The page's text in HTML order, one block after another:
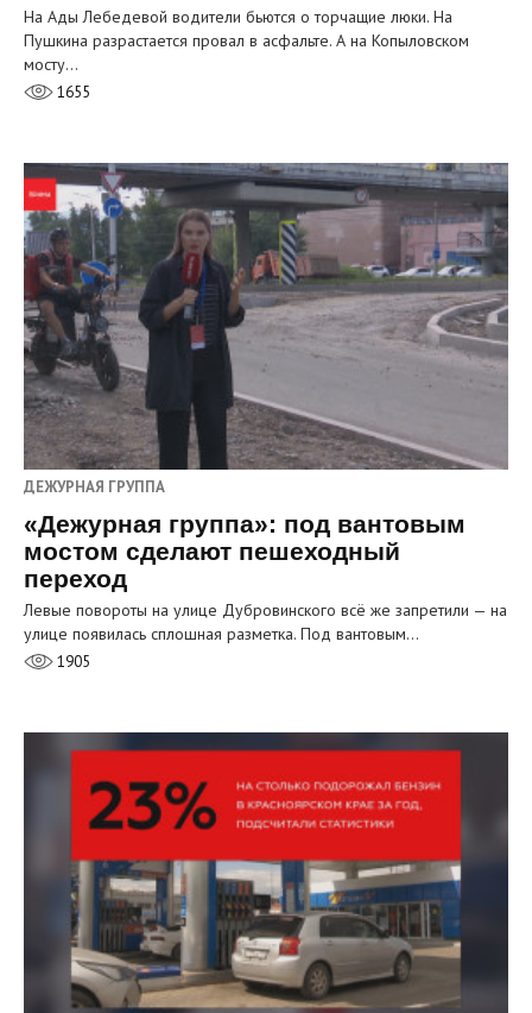
На Ады Лебедевой водители бьются о торчащие люки. На
Пушкина разрастается провал в асфальте. А на Копыловском
мосту…
1655
ДЕЖУРНАЯ ГРУППА
«Дежурная группа»: под вантовым
мостом сделают пешеходный
переход
Левые повороты на улице Дубровинского всё же запретили — на
улице появилась сплошная разметка. Под вантовым…
1905